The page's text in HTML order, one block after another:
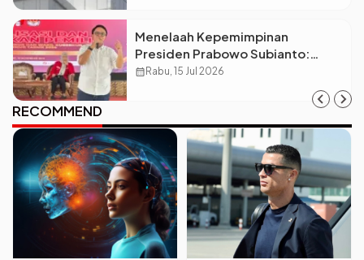
Menelaah Kepemimpinan
Presiden Prabowo Subianto:
Antara Visi Besar, Implementasi,
calendar_month Rabu, 15 Jul 2026
RECOMMEND